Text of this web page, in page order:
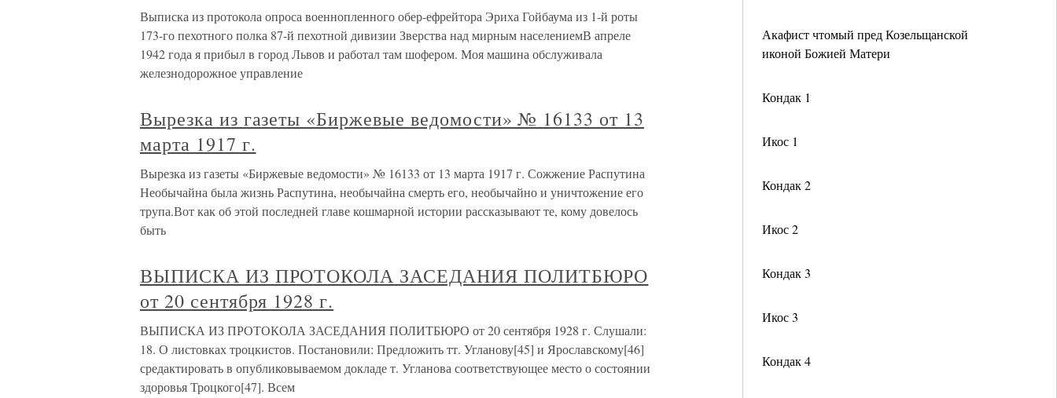
Акафист чтомый пред Козельщанской
иконой Божией Матери
Кондак 1
Икос 1
Кондак 2
Икос 2
Кондак 3
Икос 3
Кондак 4
Выписка из протокола опроса военнопленного обер-ефрейтора Эриха Гойбаума из 1-й роты
173-го пехотного полка 87-й пехотной дивизии Зверства над мирным населениемВ апреле
1942 года я прибыл в город Львов и работал там шофером. Моя машина обслуживала
железнодорожное управление
Вырезка из газеты «Биржевые ведомости» № 16133 от 13
марта 1917 г.
Вырезка из газеты «Биржевые ведомости» № 16133 от 13 марта 1917 г. Сожжение Распутина
Необычайна была жизнь Распутина, необычайна смерть его, необычайно и уничтожение его
трупа.Вот как об этой последней главе кошмарной истории рассказывают те, кому довелось
быть
ВЫПИСКА ИЗ ПРОТОКОЛА ЗАСЕДАНИЯ ПОЛИТБЮРО
от 20 сентября 1928 г.
ВЫПИСКА ИЗ ПРОТОКОЛА ЗАСЕДАНИЯ ПОЛИТБЮРО от 20 сентября 1928 г. Слушали:
18. О листовках троцкистов. Постановили: Предложить тт. Угланову[45] и Ярославскому[46]
средактировать в опубликовываемом докладе т. Угланова соответствующее место о состоянии
здоровья Троцкого[47]. Всем